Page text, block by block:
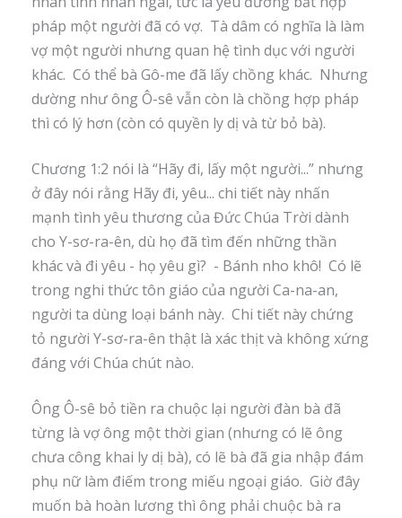
pháp một người đã có vợ. Tà dâm có nghĩa là làm
vợ một người nhưng quan hệ tình dục với người
khác. Có thể bà Gô-me đã lấy chồng khác. Nhưng
dường như ông Ô-sê vẫn còn là chồng hợp pháp
thì có lý hơn (còn có quyền ly dị và từ bỏ bà).
Chương 1:2 nói là “Hãy đi, lấy một người...” nhưng
ở đây nói rằng Hãy đi, yêu... chi tiết này nhấn
mạnh tình yêu thương của Đức Chúa Trời dành
cho Y-sơ-ra-ên, dù họ đã tìm đến những thần
khác và đi yêu - họ yêu gì? - Bánh nho khô! Có lẽ
trong nghi thức tôn giáo của người Ca-na-an,
người ta dùng loại bánh này. Chi tiết này chứng
tỏ người Y-sơ-ra-ên thật là xác thịt và không xứng
đáng với Chúa chút nào.
Ông Ô-sê bỏ tiền ra chuộc lại người đàn bà đã
từng là vợ ông một thời gian (nhưng có lẽ ông
chưa công khai ly dị bà), có lẽ bà đã gia nhập đám
phụ nữ làm điếm trong miếu ngoại giáo. Giờ đây
muốn bà hoàn lương thì ông phải chuộc bà ra